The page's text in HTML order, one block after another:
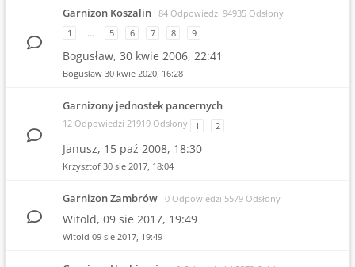
Garnizon Koszalin 84 Odpowiedzi 94935 Odsłony
1
… 5 6 7 8 9
Bogusław, 30 kwie 2006, 22:41
Bogusław 30 kwie 2020, 16:28
Garnizony jednostek pancernych
12 Odpowiedzi 21919 Odsłony 1 2
Janusz, 15 paź 2008, 18:30
Krzysztof 30 sie 2017, 18:04
Garnizon Zambrów 0 Odpowiedzi 5579 Odsłony
Witold, 09 sie 2017, 19:49
Witold 09 sie 2017, 19:49